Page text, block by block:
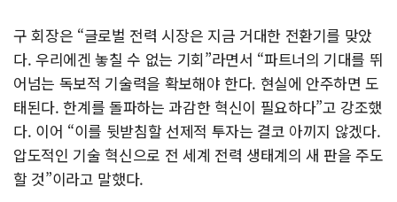
구 회장은 “글로벌 전력 시장은 지금 거대한 전환기를 맞았
다. 우리에겐 놓칠 수 없는 기회”라면서 “파트너의 기대를 뛰
어넘는 독보적 기술력을 확보해야 한다. 현실에 안주하면 도
태된다. 한계를 돌파하는 과감한 혁신이 필요하다”고 강조했
다. 이어 “이를 뒷받침할 선제적 투자는 결코 아끼지 않겠다.
압도적인 기술 혁신으로 전 세계 전력 생태계의 새 판을 주도
할 것”이라고 말했다.